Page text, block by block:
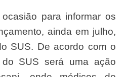
ainda em julho,
SUS. De acordo com o
SUS será uma ação